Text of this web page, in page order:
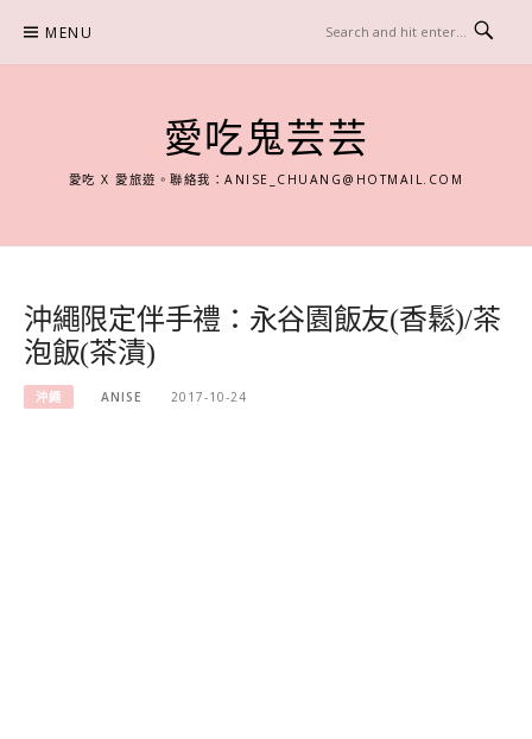
content
MENU
愛吃鬼芸芸
愛吃 X 愛旅遊。聯絡我：ANISE_CHUANG@HOTMAIL.COM
沖繩限定伴手禮：永谷園飯友(香鬆)/茶
泡飯(茶漬)
沖繩 ANISE 2017-10-24